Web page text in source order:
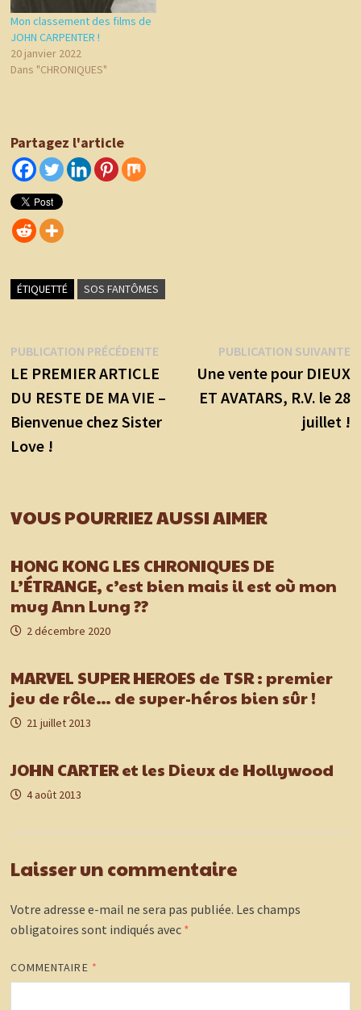
Mon classement des films de
JOHN CARPENTER !
20 janvier 2022
Dans "CHRONIQUES"
Partagez l'article
ÉTIQUETTÉ SOS FANTÔMES
Navigation
de
l’article
PUBLICATION PRÉCÉDENTEPublication
précédente :
LE PREMIER ARTICLE
DU RESTE DE MA VIE –
Bienvenue chez Sister
Love !
PUBLICATION SUIVANTE
Une vente pour DIEUX
ET AVATARS, R.V. le 28
juillet !
VOUS POURRIEZ AUSSI AIMER
HONG KONG LES CHRONIQUES DE
L’ÉTRANGE, c’est bien mais il est où mon
mug Ann Lung ??
2 décembre 2020
MARVEL SUPER HEROES de TSR : premier
jeu de rôle… de super-héros bien sûr !
21 juillet 2013
JOHN CARTER et les Dieux de Hollywood
4 août 2013
Laisser un commentaire
Votre adresse e-mail ne sera pas publiée. Les champs
obligatoires sont indiqués avec *
COMMENTAIRE *